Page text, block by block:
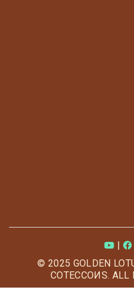
|
© 2025 GOLDEN
COTECCOИS. ALL